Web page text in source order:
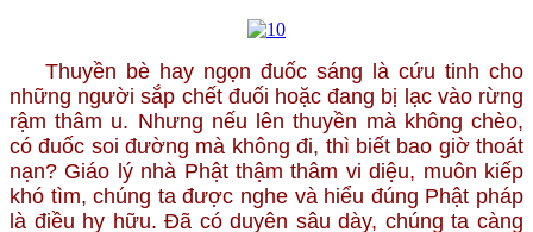
Thuyền bè hay ngọn đuốc sáng là cứu tinh cho
những người sắp chết đuối hoặc đang bị lạc vào rừng
rậm thâm u. Nhưng nếu lên thuyền mà không chèo,
có đuốc soi đường mà không đi, thì biết bao giờ thoát
nạn? Giáo lý nhà Phật thậm thâm vi diệu, muôn kiếp
khó tìm, chúng ta được nghe và hiểu đúng Phật pháp
là điều hy hữu. Đã có duyên sâu dày, chúng ta càng